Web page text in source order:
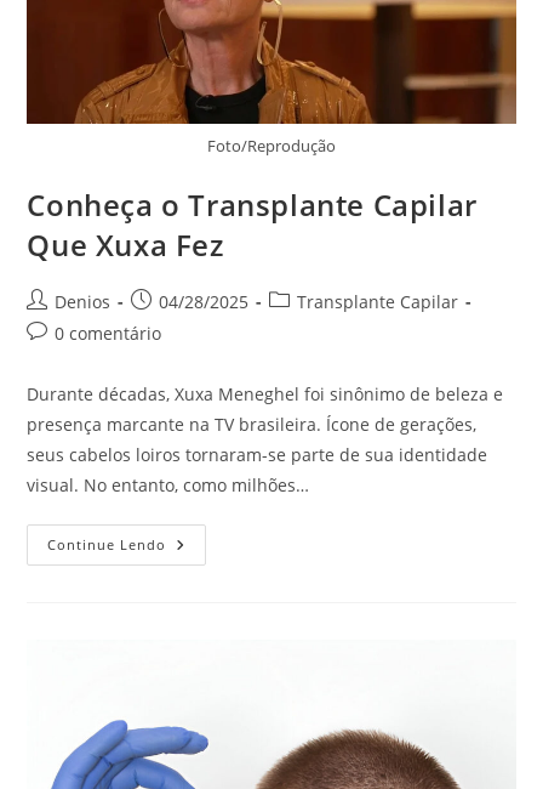
Foto/Reprodução
Conheça o Transplante Capilar
Que Xuxa Fez
Denios 04/28/2025
Transplante Capilar
0 comentário
Durante décadas, Xuxa Meneghel foi sinônimo de beleza e
presença marcante na TV brasileira. Ícone de gerações,
seus cabelos loiros tornaram-se parte de sua identidade
visual. No entanto, como milhões…
Continue Lendo